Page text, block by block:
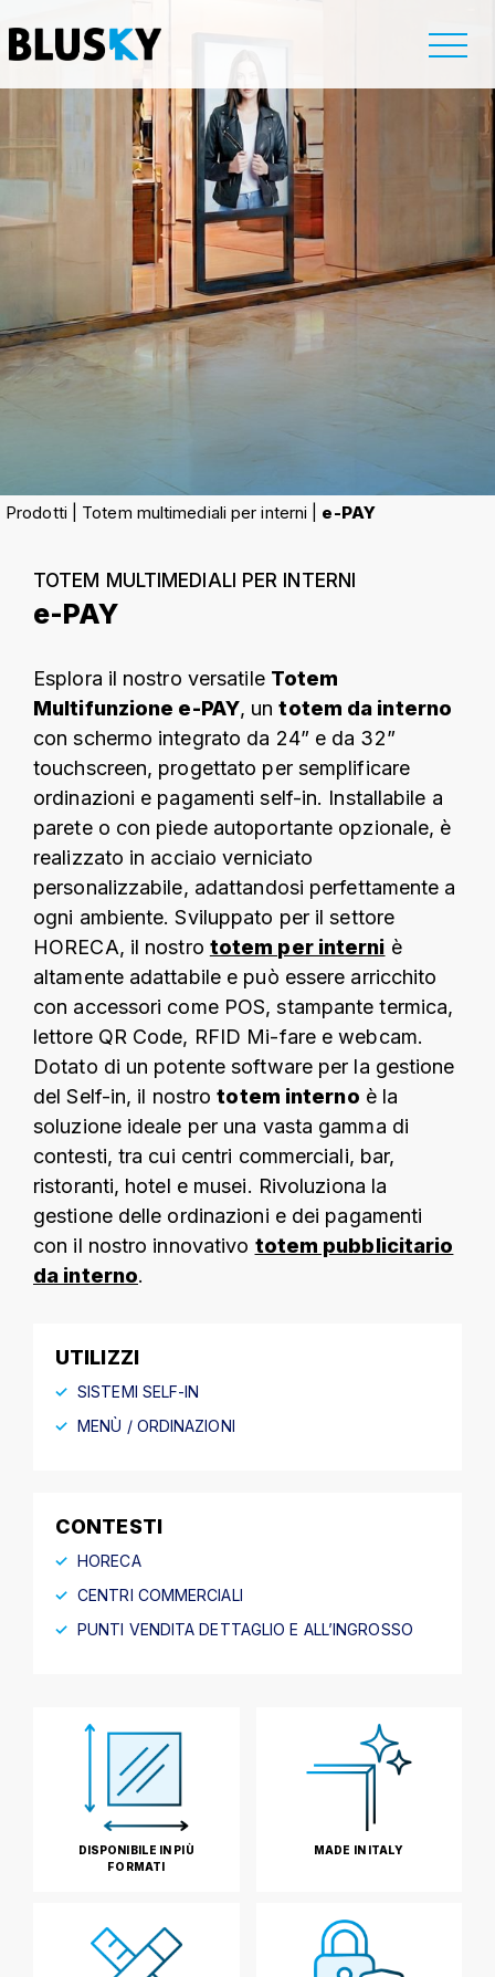
Prodotti Totem multimediali per interni e-PAY
TOTEM MULTIMEDIALI PER INTERNI
e-PAY
Esplora il nostro versatile Totem
Multifunzione e-PAY, untotem da interno
con schermo integrato da 24” e da 32”
touchscreen, progettato per semplificare
ordinazioni e pagamenti self-in. Installabile a
parete o con piede autoportante opzionale, è
realizzato in acciaio verniciato
personalizzabile, adattandosi perfettamente a
ogni ambiente. Sviluppato per il settore
HORECA, il nostro totem per interni è
altamente adattabile e può essere arricchito
con accessori come POS, stampante termica,
lettore QR Code, RFID Mi-fare e webcam.
Dotato di un potente software per la gestione
del Self-in, il nostrototem interno è la
soluzione ideale per una vasta gamma di
contesti, tra cui centri commerciali, bar,
ristoranti, hotel e musei. Rivoluziona la
gestione delle ordinazioni e dei pagamenti
con il nostro innovativo totem pubblicitario
da interno.
UTILIZZI
SISTEMI SELF-IN
MENÙ / ORDINAZIONI
CONTESTI
HORECA
CENTRI COMMERCIALI
PUNTI VENDITA DETTAGLIO E ALL’INGROSSO
DISPONIBILE IN PIÙ
FORMATI
MADE IN ITALY